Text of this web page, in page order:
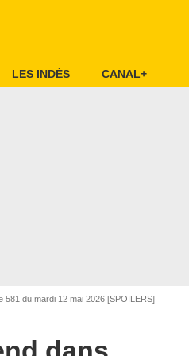
LES INDÉS CANAL+
du mardi 12 mai 2026 [SPOILERS]